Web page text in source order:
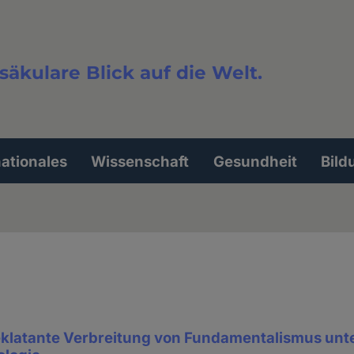
Blick auf die Welt.
Wissenschaft Gesundheit
Verbreitung von Fundamentalismus